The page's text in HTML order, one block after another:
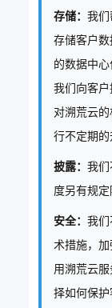
存储： 我们
存储客户
的数据中心
我们向客
对溯荒云
行不定期的
披露： 我们
度另有规定
安全： 我们
术措施，
用溯荒云
择如何保护